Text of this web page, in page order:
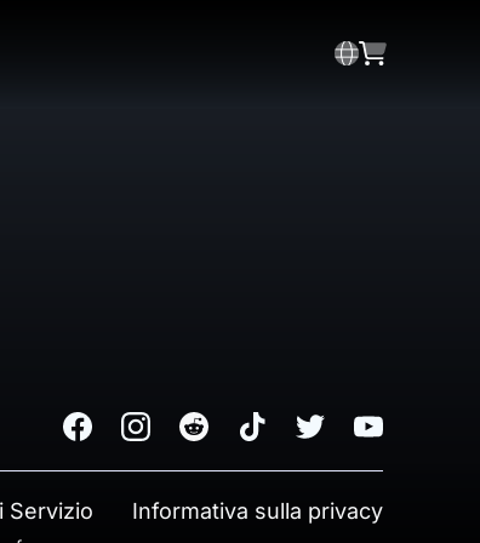
FacebookInstagramReddit TikTok Twitter Youtube
Servizio Informativa sulla privacy